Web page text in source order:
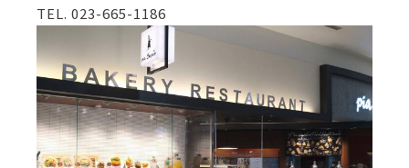
TEL. 023-665-1186